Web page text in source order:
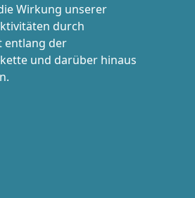
Wirkung unserer
durch
entlang der
und darüber hinaus